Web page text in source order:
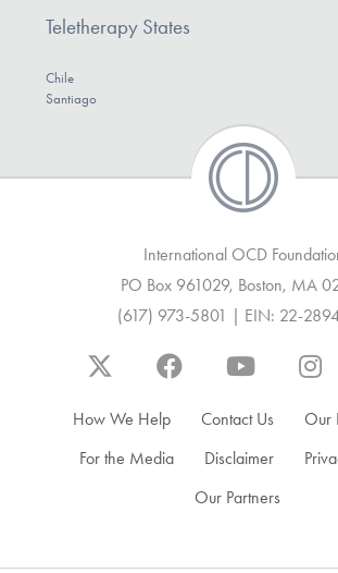
Teletherapy States
Chile
Santiago
International OCD
PO Box 961029, Boston, MA
(617) 973-5801 | EIN: 22-
How We Help Contact Us
Our
For the Media
Disclaimer
Our Partners